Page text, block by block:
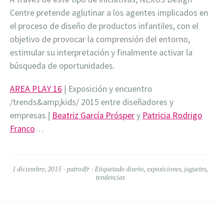
Centre pretende aglutinar a los agentes implicados en
el proceso de diseño de productos infantiles, con el
objetivo de provocar la comprensión del entorno,
estimular su interpretación y finalmente activar la
búsqueda de oportunidades.
AREA PLAY 16 | Exposición y encuentro
/trends&amp;kids/ 2015 entre diseñadores y
empresas.| Beatriz García Próspery Patricia Rodrigo
Franco…
1 diciembre, 2015 patrodfr Etiquetado diseño, exposiciones, juguetes,
tendencias